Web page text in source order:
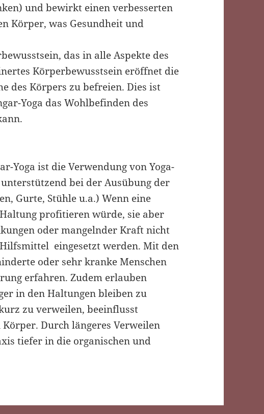
und bewirkt einen verbesserten
Körper, was Gesundheit und
das in alle Aspekte des
Körperbewusstsein eröffnet die
des Körpers zu befreien. Dies ist
Yoga das Wohlbefinden des
Yoga ist die Verwendung von Yoga-
bei der Ausübung der
Gurte, Stühle u.a.) Wenn eine
profitieren würde, sie aber
oder mangelnder Kraft nicht
eingesetzt werden. Mit den
oder sehr kranke Menschen
erfahren. Zudem erlauben
in den Haltungen bleiben zu
zu verweilen, beeinflusst
Durch längeres Verweilen
tiefer in die organischen und